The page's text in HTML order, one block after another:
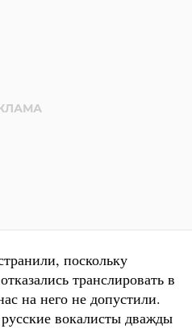
поскольку
транслировать в
на него не допустили.
вокалисты дважды